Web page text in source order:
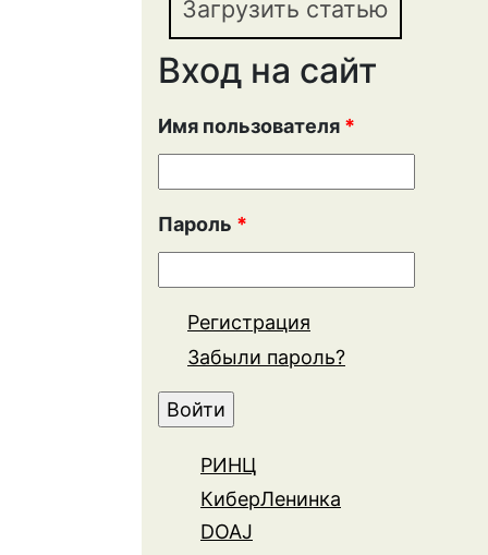
Загрузить статью
Вход на сайт
Имя пользователя *
Пароль *
Регистрация
Забыли пароль?
РИНЦ
КиберЛенинка
DOAJ